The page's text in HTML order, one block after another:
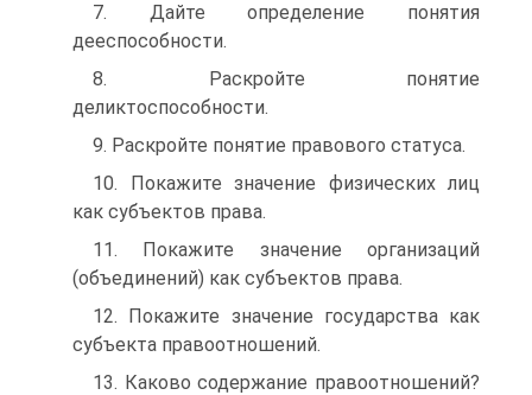
7. Дайте определение понятия
дееспособности.
8. Раскройте понятие
деликтоспособности.
9. Раскройте понятие правового статуса.
10. Покажите значение физических лиц
как субъектов права.
11. Покажите значение организаций
(объединений) как субъектов права.
12. Покажите значение государства как
субъекта правоотношений.
13. Каково содержание правоотношений?